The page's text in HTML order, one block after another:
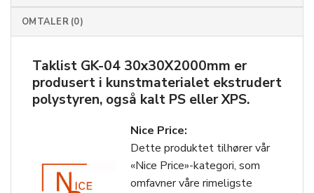
OMTALER (0)
Taklist GK-04 30x30X2000mm er
produsert i kunstmaterialet ekstrudert
polystyren, også kalt PS eller XPS.
Nice Price:
Dette produktet tilhører vår
«Nice Price»-kategori, som
omfavner våre rimeligste